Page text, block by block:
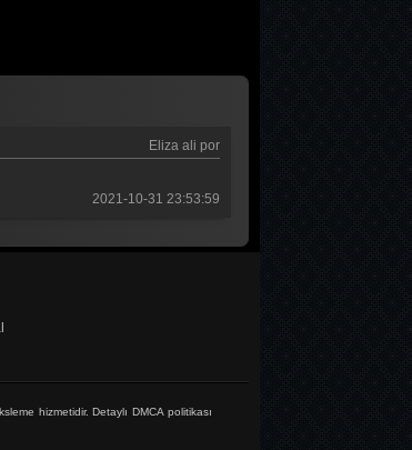
Eliza ali por
2021-10-31 23:53:59
hizmetidir. Detaylı DMCA politikası